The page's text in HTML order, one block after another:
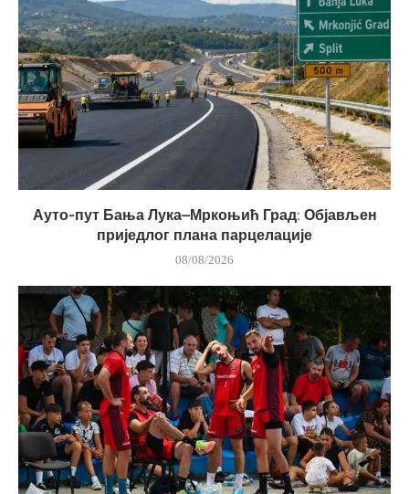
Ауто-пут Бања Лука–Мркоњић Град: Објављен
приједлог плана парцелације
08/08/2026